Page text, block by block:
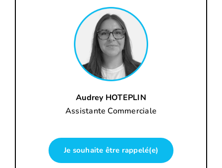
Audrey HOTEPLIN
Assistante Commerciale
Je souhaite être rappelé(e)